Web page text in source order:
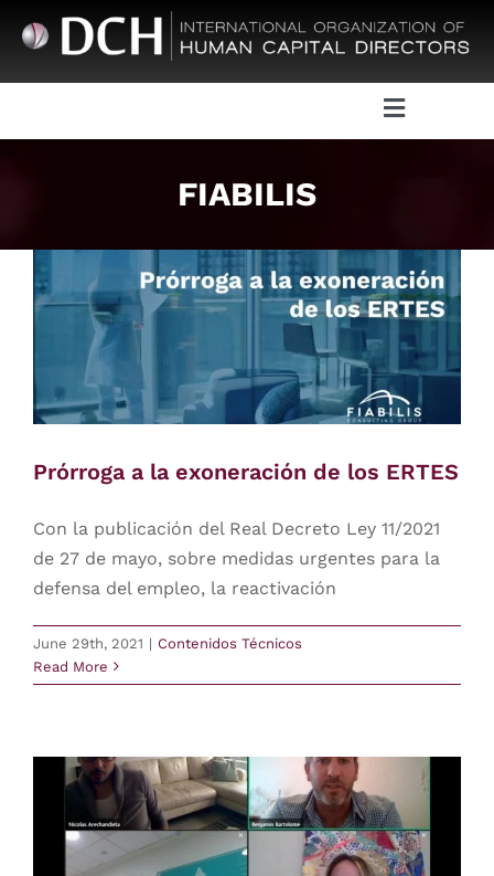
Toggle
Events
Activities and initiatives
Communication
Contact
Europe
FIABILIS
Prórroga a la exoneración de los ERTES
Con la publicación del Real Decreto Ley 11/2021
de 27 de mayo, sobre medidas urgentes para la
defensa del empleo, la reactivación
June 29th, 2021 | Contenidos Técnicos
Read More